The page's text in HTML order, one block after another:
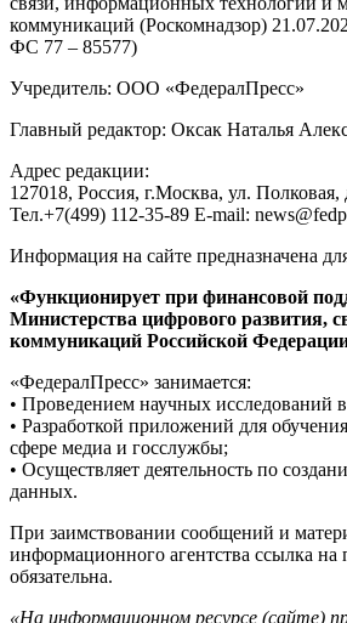
коммуникаций (Роскомнадзор)
ФС 77 – 85577)
Учредитель: ООО «ФедералПресс»
Главный редактор: Оксак Наталья
Адрес редакции:
127018, Россия, г.Москва, ул. Полковая,
Тел.+7(499) 112-35-89 E-mail:
Информация на сайте предназначена
«Функционирует при финансовой
Министерства цифрового развития,
коммуникаций Российской
«ФедералПресс» занимается:
• Проведением научных исследований
• Разработкой приложений для
сфере медиа и госслужбы;
• Осуществляет деятельность по
данных.
При заимствовании сообщений и
информационного агентства ссылка на
обязательна.
«На информационном ресурсе (сайте)